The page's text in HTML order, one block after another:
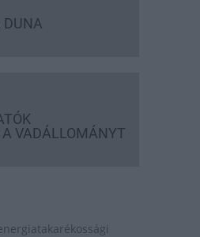
DUNA
A VADÁLLOMÁNYT